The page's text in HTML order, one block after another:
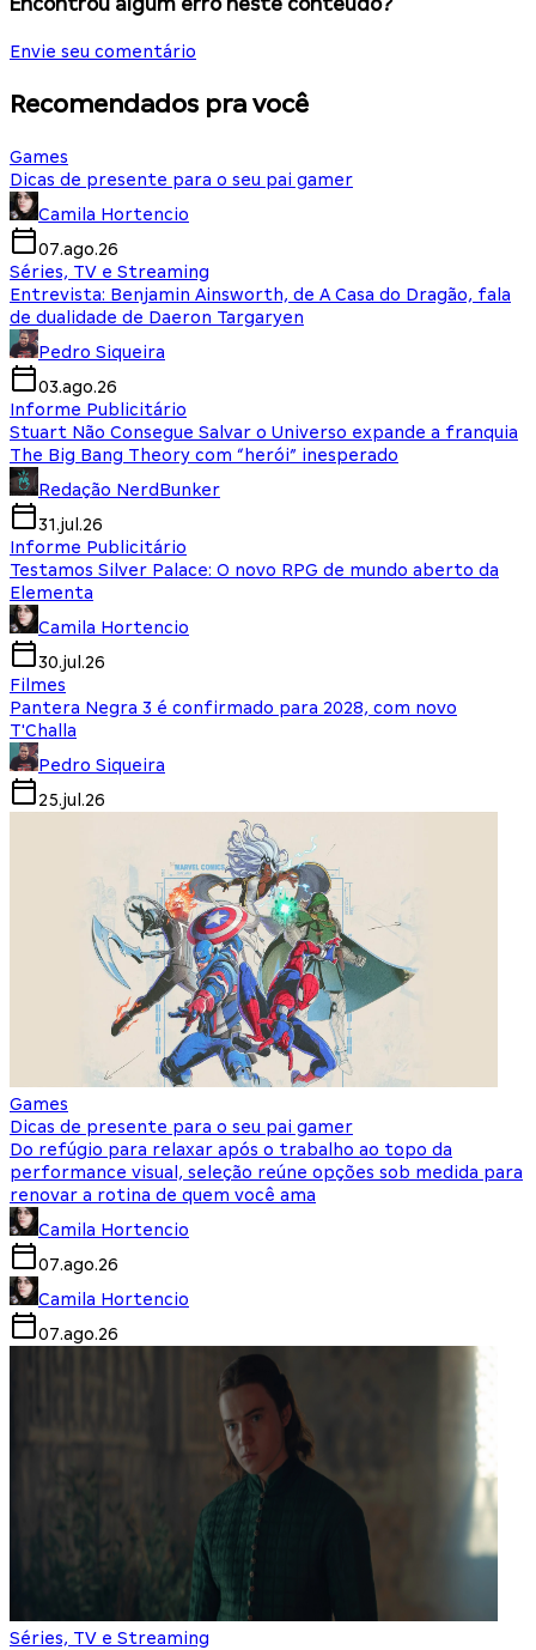
Encontrou algum erro neste conteúdo?
Envie seu comentário
Recomendados pra você
Games
Dicas de presente para o seu pai gamer
Camila Hortencio
07.ago.26
Séries, TV e Streaming
Entrevista: Benjamin Ainsworth, de A Casa do Dragão, fala
de dualidade de Daeron Targaryen
Pedro Siqueira
03.ago.26
Informe Publicitário
Stuart Não Consegue Salvar o Universo expande a franquia
The Big Bang Theory com “herói” inesperado
Redação NerdBunker
31.jul.26
Informe Publicitário
Testamos Silver Palace: O novo RPG de mundo aberto da
Elementa
Camila Hortencio
30.jul.26
Filmes
Pantera Negra 3 é confirmado para 2028, com novo
T'Challa
Pedro Siqueira
25.jul.26
Games
Dicas de presente para o seu pai gamer
Do refúgio para relaxar após o trabalho ao topo da
performance visual, seleção reúne opções sob medida para
renovar a rotina de quem você ama
Camila Hortencio
07.ago.26
Camila Hortencio
07.ago.26
Séries, TV e Streaming